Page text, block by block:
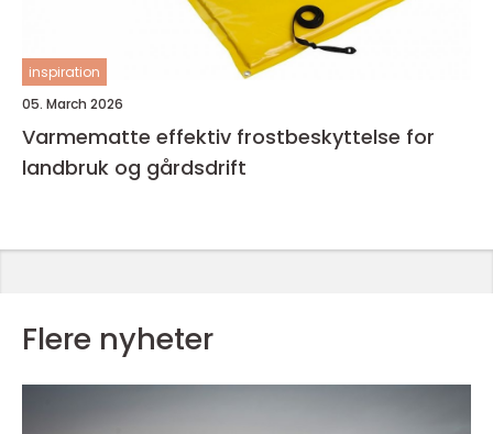
inspiration
05. March 2026
Varmematte effektiv frostbeskyttelse for
landbruk og gårdsdrift
Flere nyheter